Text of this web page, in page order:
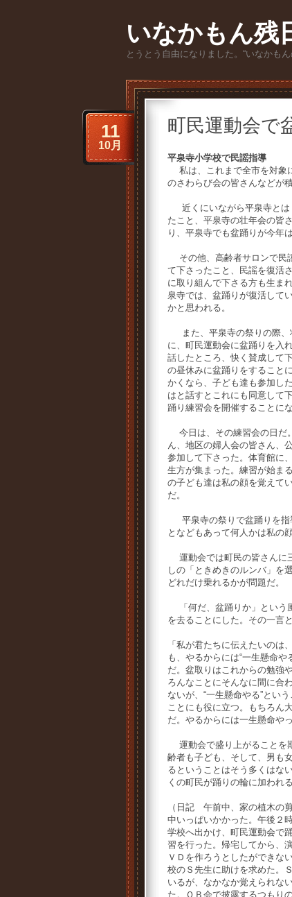
いなかもん残
とうとう自由になりました。“いなかも
町民運動会で
11
10月
平泉寺小学校で民謡指導
私は、これまで全市を対象
のさわらび会の皆さんなどが
近くにいながら平泉寺とは
たこと、平泉寺の壮年会の皆
り、平泉寺でも盆踊りが今年
その他、高齢者サロンで民
て下さったこと、民謡を復活
に取り組んで下さる方も生ま
泉寺では、盆踊りが復活して
かと思われる。
また、平泉寺の祭りの際、
に、町民運動会に盆踊りを入
話したところ、快く賛成して
の昼休みに盆踊りをすること
かくなら、子ども達も参加し
はと話すとこれにも同意して
踊り練習会を開催することにな
今日は、その練習会の日だ
ん、地区の婦人会の皆さん、
参加して下さった。体育館に
生方が集まった。練習が始ま
の子ども達は私の顔を覚えて
だ。
平泉寺の祭りで盆踊りを指
となどもあって何人かは私の
運動会では町民の皆さんに
しの「ときめきのルンバ」を
どれだけ乗れるかが問題だ。
「何だ、盆踊りか」という
を去ることにした。その一言
「私が君たちに伝えたいのは
も、やるからには“一生懸命や
だ。盆取りはこれからの勉強
ろんなことにそんなに間に合
ないが、“一生懸命やる”とい
ことにも役に立つ。もちろん
だ。やるからには一生懸命や
運動会で盛り上がることを
齢者も子ども、そして、男も
るということはそう多くはな
くの町民が踊りの輪に加われる
（日記 午前中、家の植木の
中いっぱいかかった。午後２
学校へ出かけ、町民運動会で
習を行った。帰宅してから、
ＶＤを作ろうとしたができな
校のＳ先生に助けを求めた。
いるが、なかなか覚えられな
た。ＯＢ会で披露するつもり